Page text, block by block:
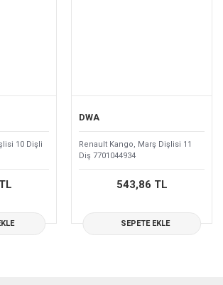
10 Dişli
DWA
Renault Kango, Marş Dişlisi 11
Diş 7701044934
543,86 TL
SEPETE EKLE